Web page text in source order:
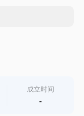
成立时间
-